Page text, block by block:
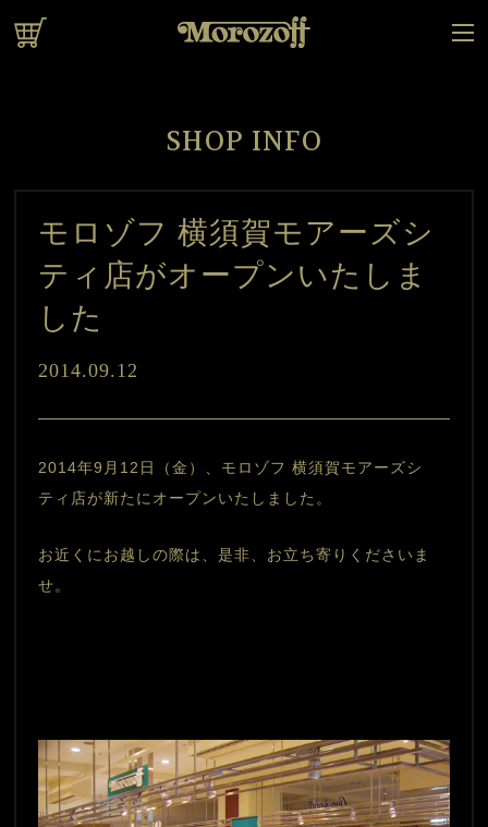
SHOP INFO
モロゾフ 横須賀モアーズシ
ティ店がオープンいたしま
した
2014.09.12
2014年9月12日（金）、モロゾフ 横須賀モアーズシ
ティ店が新たにオープンいたしました。
お近くにお越しの際は、是非、お立ち寄りくださいま
せ。